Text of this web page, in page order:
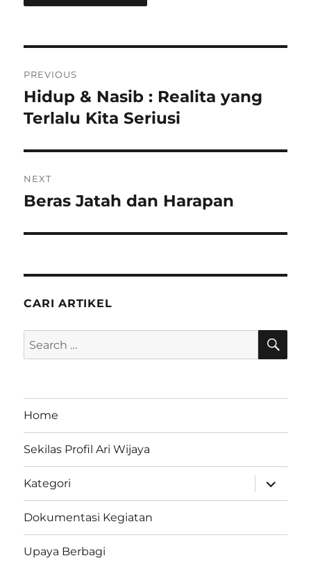
navigation
PREVIOUS
Previous
post:
Hidup & Nasib : Realita yang
Terlalu Kita Seriusi
NEXT
Next
Beras Jatah dan Harapan
CARI ARTIKEL
Search
for:
Home
Sekilas Profil Ari Wijaya
Kategori
expand
child
menu
Dokumentasi Kegiatan
Upaya Berbagi